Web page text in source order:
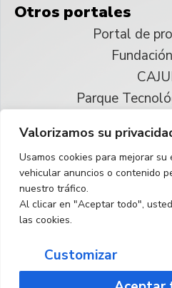
Valorizamos su
Usamos cookies para mejorar su
vehicular anuncios o contenido
nuestro tráfico.
Al clicar en "Aceptar todo",
las cookies.
Customizar
Otros portales
Portal de
Parque
Reservados
Español